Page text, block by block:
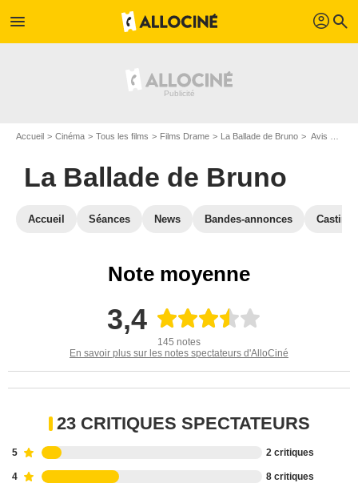
menu profil search
Accueil Cinéma Tous les films Films Drame La Ballade de Bruno Avis sur La Ballade de Bruno
La Ballade de Bruno
Accueil Séances News Bandes-annonces Casting
Note moyenne
3,4
145 notes
En savoir plus sur les notes spectateurs d'AlloCiné
23 CRITIQUES SPECTATEURS
5 2 critiques
4 8 critiques